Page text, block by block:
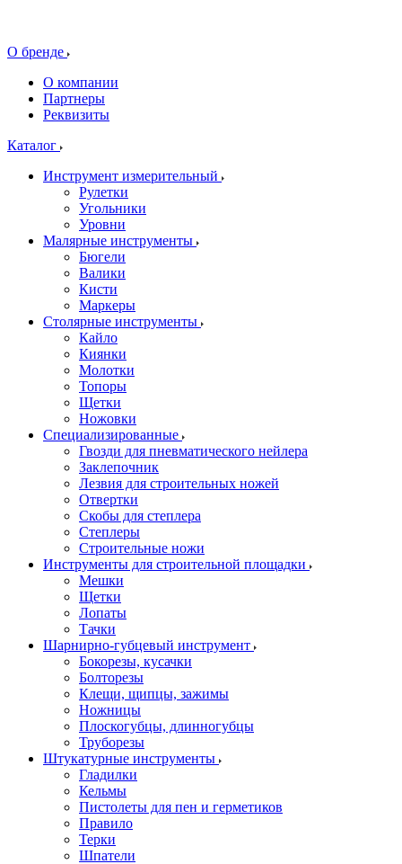
О бренде
О компании
Партнеры
Реквизиты
Каталог
Инструмент измерительный
Рулетки
Угольники
Уровни
Малярные инструменты
Бюгели
Валики
Кисти
Маркеры
Столярные инструменты
Кайло
Киянки
Молотки
Топоры
Щетки
Ножовки
Специализированные
Гвозди для пневматического нейлера
Заклепочник
Лезвия для строительных ножей
Отвертки
Скобы для степлера
Степлеры
Строительные ножи
Инструменты для строительной площадки
Мешки
Щетки
Лопаты
Тачки
Шарнирно-губцевый инструмент
Бокорезы, кусачки
Болторезы
Клещи, щипцы, зажимы
Ножницы
Плоскогубцы, длинногубцы
Труборезы
Штукатурные инструменты
Гладилки
Кельмы
Пистолеты для пен и герметиков
Правило
Терки
Шпатели